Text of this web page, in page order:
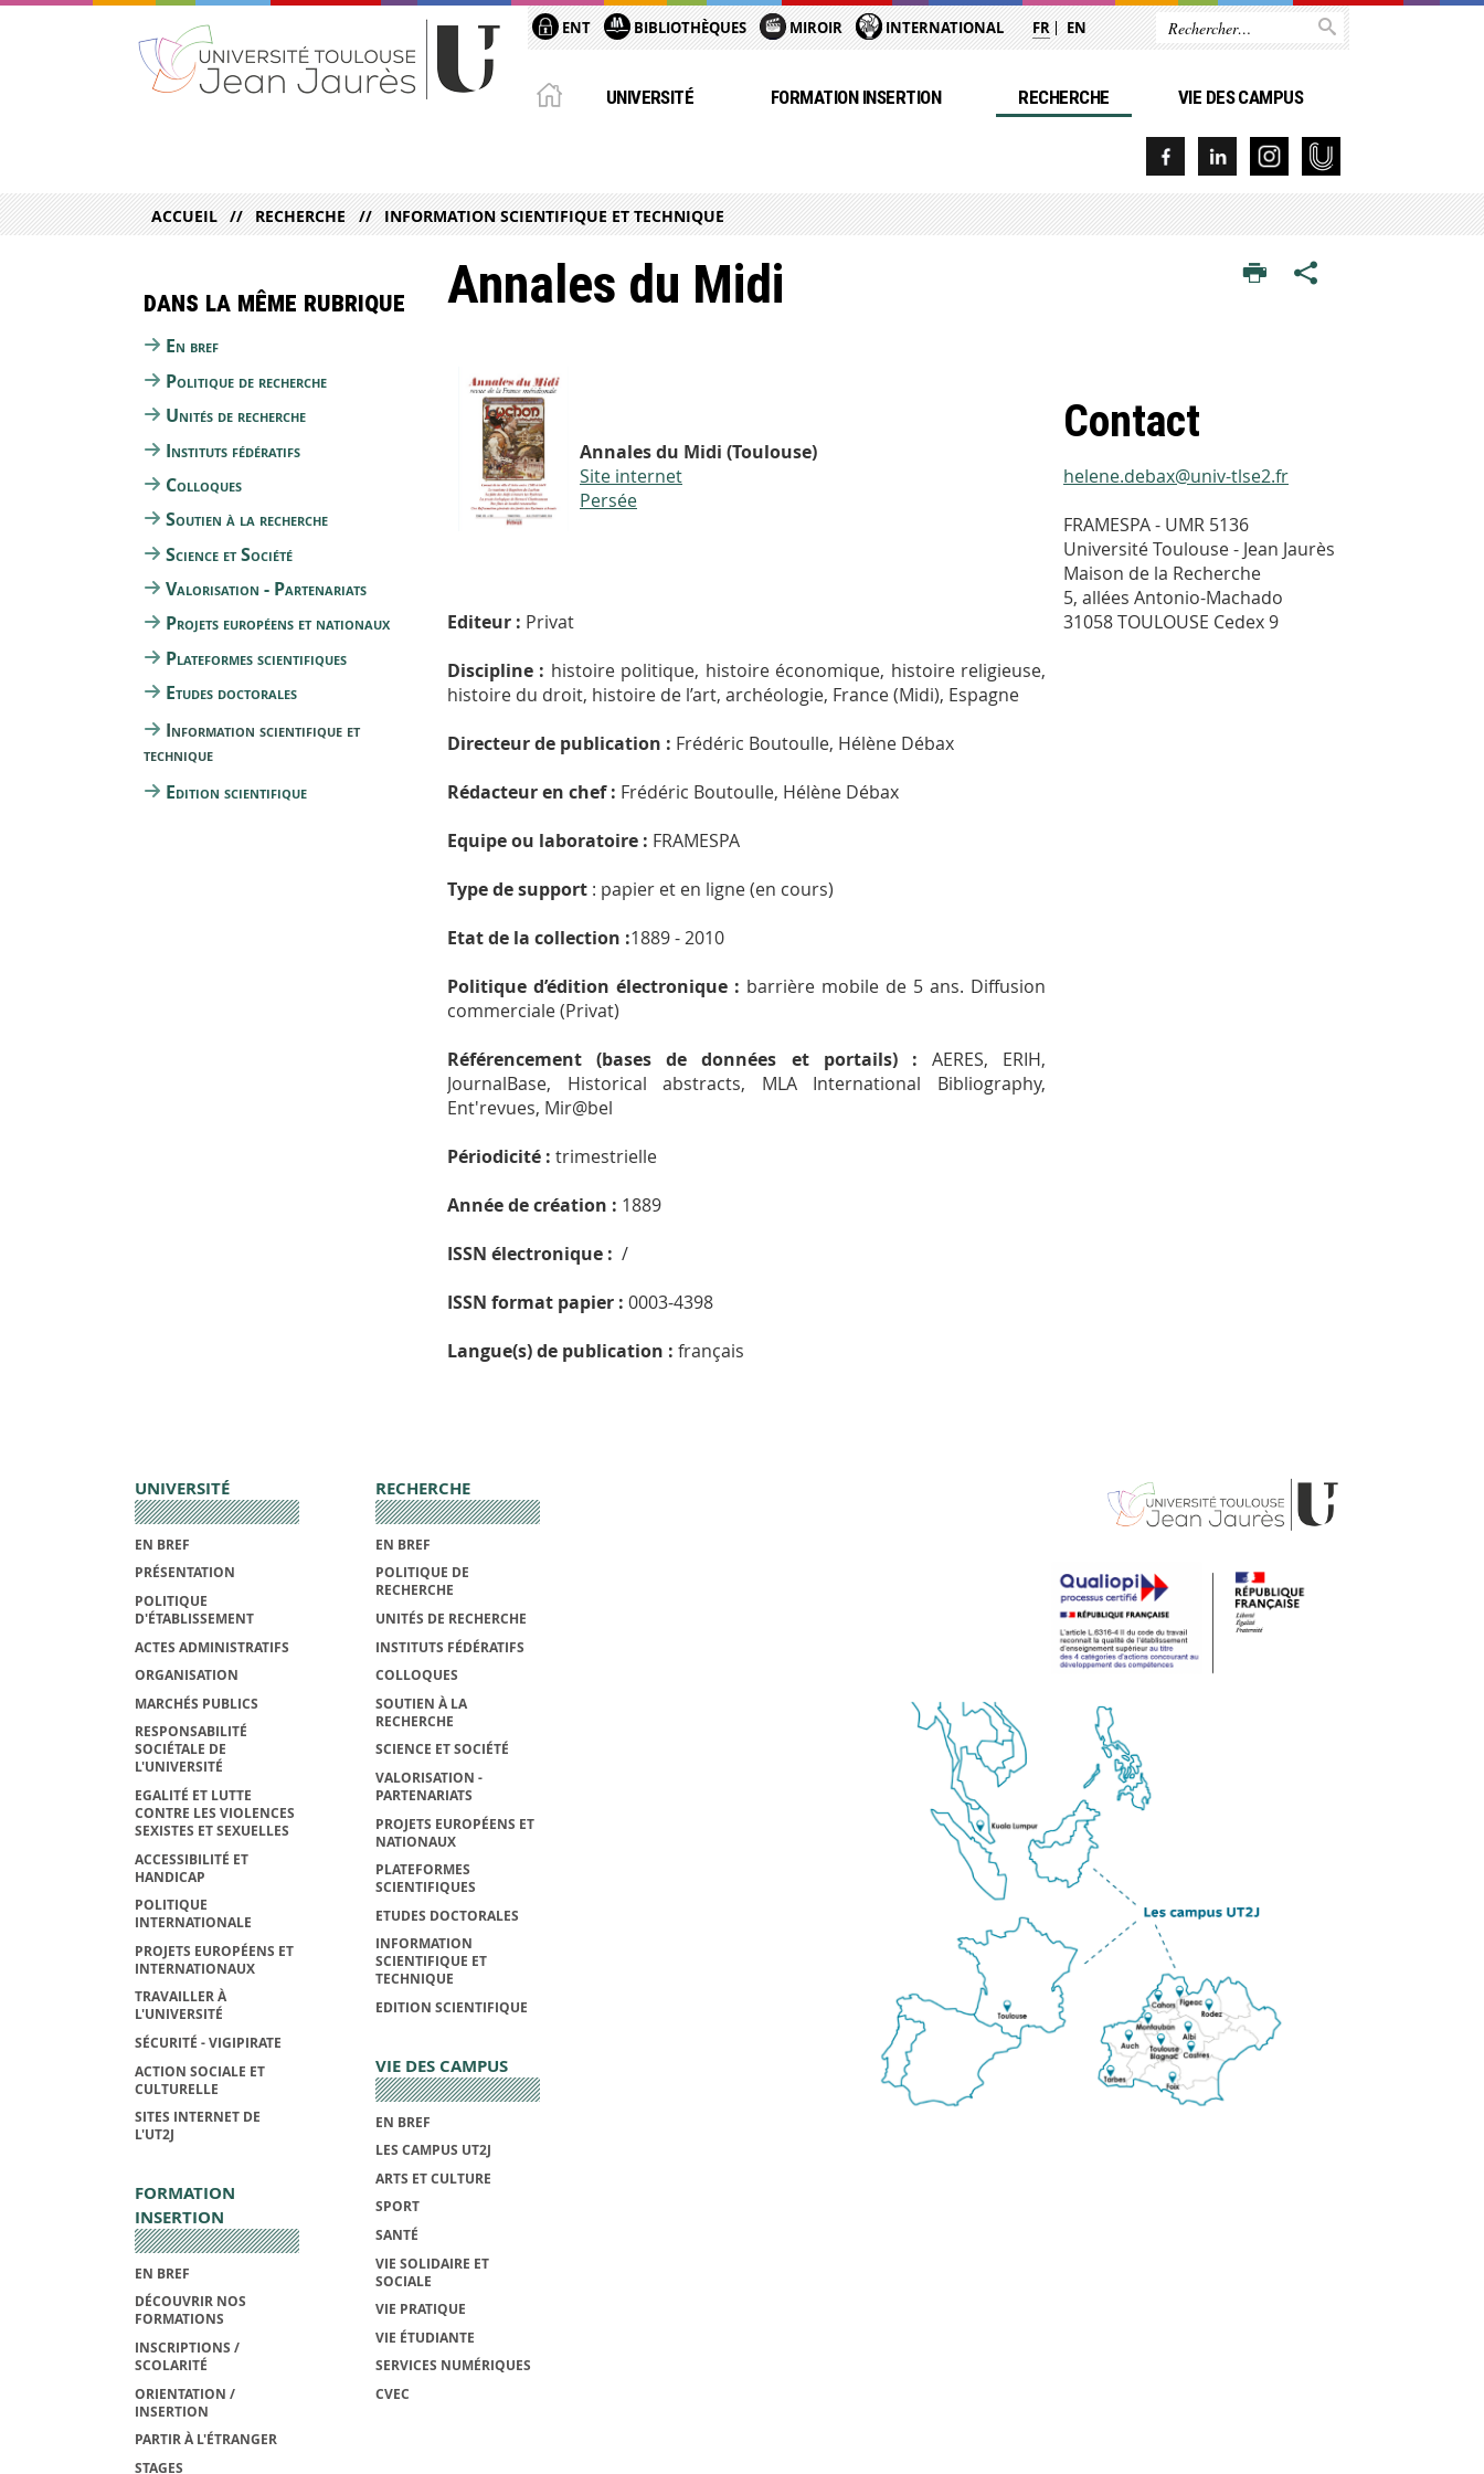
ENT BIBLIOTHÈQUES MIROIR INTERNATIONAL FR EN
UNIVERSITÉ FORMATION INSERTION RECHERCHE VIE DES CAMPUS
ACCUEIL RECHERCHE INFORMATION SCIENTIFIQUE ET TECHNIQUE
Annales du Midi
Annales du Midi (Toulouse)
Site internet
Persée
Editeur : Privat
Discipline : histoire politique, histoire économique, histoire religieuse,
histoire du droit, histoire de l’art, archéologie, France (Midi), Espagne
Directeur de publication : Frédéric Boutoulle, Hélène Débax
Rédacteur en chef : Frédéric Boutoulle, Hélène Débax
Equipe ou laboratoire : FRAMESPA
Type de support : papier et en ligne (en cours)
Etat de la collection :1889 - 2010
Politique d’édition électronique : barrière mobile de 5 ans. Diffusion
commerciale (Privat)
Référencement (bases de données et portails) : AERES, ERIH,
JournalBase, Historical abstracts, MLA International Bibliography,
Ent'revues, Mir@bel
Périodicité : trimestrielle
Année de création : 1889
ISSN électronique : /
ISSN format papier : 0003-4398
Langue(s) de publication : français
Contact
helene.debax@univ-tlse2.fr
FRAMESPA - UMR 5136
Université Toulouse - Jean Jaurès
Maison de la Recherche
5, allées Antonio-Machado
31058 TOULOUSE Cedex 9
Dans la même rubrique
En bref
Politique de recherche
Unités de recherche
Instituts fédératifs
Colloques
Soutien à la recherche
Science et Société
Valorisation - Partenariats
Projets européens et nationaux
Plateformes scientifiques
Etudes doctorales
Information scientifique et
technique
Edition scientifique
UNIVERSITÉ
EN BREF
PRÉSENTATION
POLITIQUE
D'ÉTABLISSEMENT
ACTES ADMINISTRATIFS
ORGANISATION
MARCHÉS PUBLICS
RESPONSABILITÉ
SOCIÉTALE DE
L'UNIVERSITÉ
EGALITÉ ET LUTTE
CONTRE LES VIOLENCES
SEXISTES ET SEXUELLES
ACCESSIBILITÉ ET
HANDICAP
POLITIQUE
INTERNATIONALE
PROJETS EUROPÉENS ET
INTERNATIONAUX
TRAVAILLER À
L'UNIVERSITÉ
SÉCURITÉ - VIGIPIRATE
ACTION SOCIALE ET
CULTURELLE
SITES INTERNET DE
L'UT2J
FORMATION
INSERTION
EN BREF
DÉCOUVRIR NOS
FORMATIONS
INSCRIPTIONS /
SCOLARITÉ
ORIENTATION /
INSERTION
PARTIR À L'ÉTRANGER
STAGES
RECHERCHE
EN BREF
POLITIQUE DE
RECHERCHE
UNITÉS DE RECHERCHE
INSTITUTS FÉDÉRATIFS
COLLOQUES
SOUTIEN À LA
RECHERCHE
SCIENCE ET SOCIÉTÉ
VALORISATION -
PARTENARIATS
PROJETS EUROPÉENS ET
NATIONAUX
PLATEFORMES
SCIENTIFIQUES
ETUDES DOCTORALES
INFORMATION
SCIENTIFIQUE ET
TECHNIQUE
EDITION SCIENTIFIQUE
VIE DES CAMPUS
EN BREF
LES CAMPUS UT2J
ARTS ET CULTURE
SPORT
SANTÉ
VIE SOLIDAIRE ET
SOCIALE
VIE PRATIQUE
VIE ÉTUDIANTE
SERVICES NUMÉRIQUES
CVEC